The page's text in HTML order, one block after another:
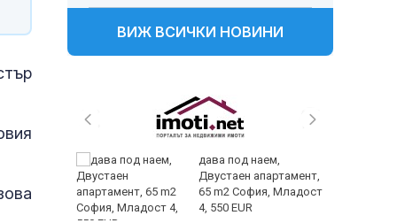
ВИЖ ВСИЧКИ НОВИНИ
дава под наем,
Двустаен апартамент,
65 m2 София, Младост
4, 550 EUR